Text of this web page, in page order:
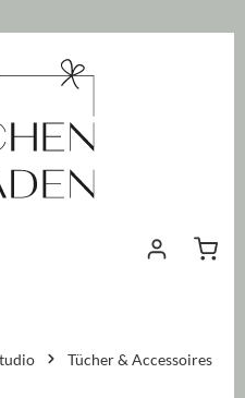
Tücher & Accessoires